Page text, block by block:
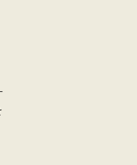
花モチーフのアイテム
ン
らし
んのあの店この店、喫茶訪問日記
週末キャンプ通信
記
するようなゆるり旅
の探し
楽しい一週間占い
ネルタロット